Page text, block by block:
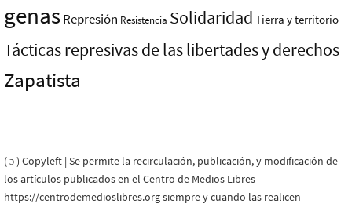
genasRepresión Resistencia Solidaridad Tierra y territorio
Tácticas represivas de las libertades y derechos
Zapatista
( ɔ ) Copyleft | Se permite la recirculación, publicación, y modificación de
los artículos publicados en el Centro de Medios Libres
https://centrodemedioslibres.org siempre y cuando las realicen